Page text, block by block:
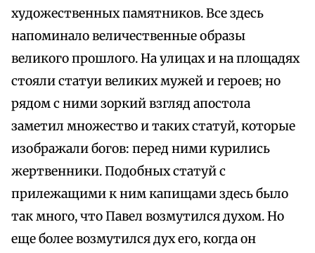
художественных памятников. Все здесь
напоминало величественные образы
великого прошлого. На улицах и на площадях
стояли статуи великих мужей и героев; но
рядом с ними зоркий взгляд апостола
заметил множество и таких статуй, которые
изображали богов: перед ними курились
жертвенники. Подобных статуй с
прилежащими к ним капищами здесь было
так много, что Павел возмутился духом. Но
еще более возмутился дух его, когда он